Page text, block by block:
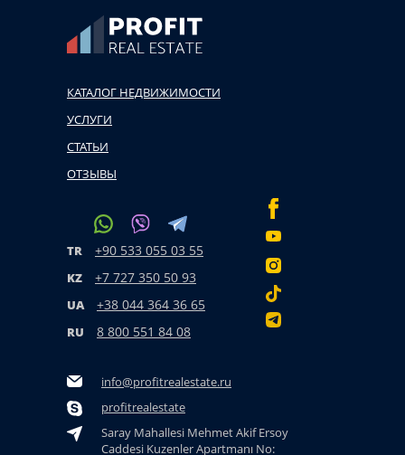
КАТАЛОГ НЕДВИЖИМОСТИ
УСЛУГИ
СТАТЬИ
ОТЗЫВЫ
TR +90 533 055 03 55
KZ +7 727 350 50 93
UA +38 044 364 36 65
RU 8 800 551 84 08
info@profitrealestate.ru
profitrealestate
Saray Mahallesi Mehmet Akif Ersoy
Caddesi Kuzenler Apartmanı No: